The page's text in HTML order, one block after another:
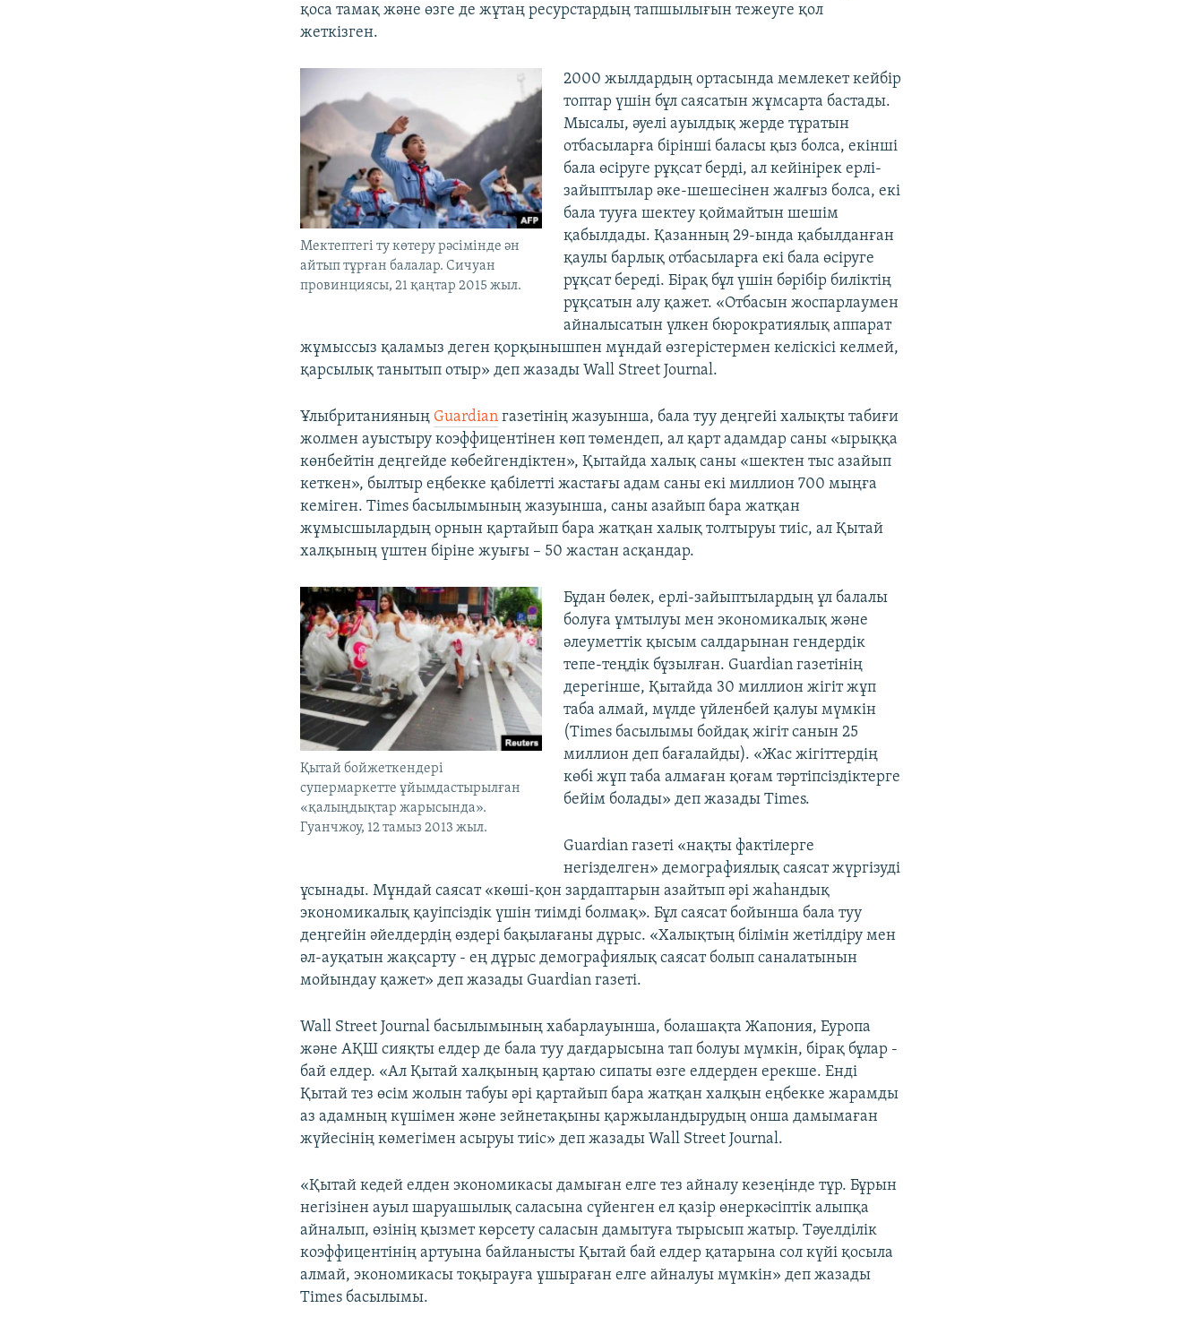
қоса тамақ және өзге де жұтаң ресурстардың тапшылығын тежеуге қол
жеткізген.
Мектептегі ту көтеру рәсімінде ән
айтып тұрған балалар. Сичуан
провинциясы, 21 қаңтар 2015 жыл.
2000 жылдардың ортасында мемлекет кейбір
топтар үшін бұл саясатын жұмсарта бастады.
Мысалы, әуелі ауылдық жерде тұратын
отбасыларға бірінші баласы қыз болса, екінші
бала өсіруге рұқсат берді, ал кейінірек ерлі-
зайыптылар әке-шешесінен жалғыз болса, екі
бала тууға шектеу қоймайтын шешім
қабылдады. Қазанның 29-ында қабылданған
қаулы барлық отбасыларға екі бала өсіруге
рұқсат береді. Бірақ бұл үшін бәрібір биліктің
рұқсатын алу қажет. «Отбасын жоспарлаумен
айналысатын үлкен бюрократиялық аппарат
жұмыссыз қаламыз деген қорқынышпен мұндай өзгерістермен келіскісі келмей,
қарсылық танытып отыр» деп жазады Wall Street Journal.
Ұлыбританияның Guardian газетінің жазуынша, бала туу деңгейі халықты табиғи
жолмен ауыстыру коэффицентінен көп төмендеп, ал қарт адамдар саны «ырыққа
көнбейтін деңгейде көбейгендіктен», Қытайда халық саны «шектен тыс азайып
кеткен», былтыр еңбекке қабілетті жастағы адам саны екі миллион 700 мыңға
кеміген. Times басылымының жазуынша, саны азайып бара жатқан
жұмысшылардың орнын қартайып бара жатқан халық толтыруы тиіс, ал Қытай
халқының үштен біріне жуығы – 50 жастан асқандар.
Қытай бойжеткендері
супермаркетте ұйымдастырылған
«қалыңдықтар жарысында».
Гуанчжоу, 12 тамыз 2013 жыл.
Бұдан бөлек, ерлі-зайыптылардың ұл балалы
болуға ұмтылуы мен экономикалық және
әлеуметтік қысым салдарынан гендердік
тепе-теңдік бұзылған. Guardian газетінің
дерегінше, Қытайда 30 миллион жігіт жұп
таба алмай, мүлде үйленбей қалуы мүмкін
(Times басылымы бойдақ жігіт санын 25
миллион деп бағалайды). «Жас жігіттердің
көбі жұп таба алмаған қоғам тәртіпсіздіктерге
бейім болады» деп жазады Times.
Guardian газеті «нақты фактілерге
негізделген» демографиялық саясат жүргізуді
ұсынады. Мұндай саясат «көші-қон зардаптарын азайтып әрі жаһандық
экономикалық қауіпсіздік үшін тиімді болмақ». Бұл саясат бойынша бала туу
деңгейін әйелдердің өздері бақылағаны дұрыс. «Халықтың білімін жетілдіру мен
әл-ауқатын жақсарту - ең дұрыс демографиялық саясат болып саналатынын
мойындау қажет» деп жазады Guardian газеті.
Wall Street Journal басылымының хабарлауынша, болашақта Жапония, Еуропа
және АҚШ сияқты елдер де бала туу дағдарысына тап болуы мүмкін, бірақ бұлар -
бай елдер. «Ал Қытай халқының қартаю сипаты өзге елдерден ерекше. Енді
Қытай тез өсім жолын табуы әрі қартайып бара жатқан халқын еңбекке жарамды
аз адамның күшімен және зейнетақыны қаржыландырудың онша дамымаған
жүйесінің көмегімен асыруы тиіс» деп жазады Wall Street Journal.
«Қытай кедей елден экономикасы дамыған елге тез айналу кезеңінде тұр. Бұрын
негізінен ауыл шаруашылық саласына сүйенген ел қазір өнеркәсіптік алыпқа
айналып, өзінің қызмет көрсету саласын дамытуға тырысып жатыр. Тәуелділік
коэффицентінің артуына байланысты Қытай бай елдер қатарына сол күйі қосыла
алмай, экономикасы тоқырауға ұшыраған елге айналуы мүмкін» деп жазады
Times басылымы.